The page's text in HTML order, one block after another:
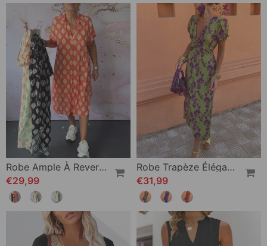
Robe Ample À Revers Et Manches Courtes
€29,99
Robe Trapèze Élégante À Manches Bouffantes En V Profond Et Imprimé Feuilles
€31,99